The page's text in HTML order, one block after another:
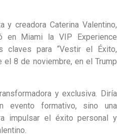
y creadora Caterina Valentino,
en Miami la VIP Experience
claves para “Vestir el Éxito,
el 8 de noviembre, en el Trump
y exclusiva. Diría
evento formativo, sino una
impulsar el éxito personal y